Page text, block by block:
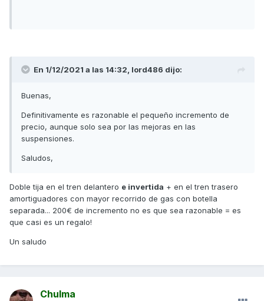
En 1/12/2021 a las 14:32, lord486 dijo:
Buenas,
Definitivamente es razonable el pequeño incremento de
precio, aunque solo sea por las mejoras en las
suspensiones.
Saludos,
Doble tija en el tren delantero e invertida + en el tren trasero
amortiguadores con mayor recorrido de gas con botella
separada... 200€ de incremento no es que sea razonable = es
que casi es un regalo!
Un saludo
Chulma